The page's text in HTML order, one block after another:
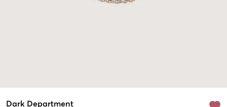
Dark Department